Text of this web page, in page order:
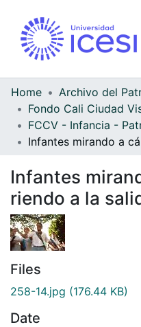
Home
Fondo Cali Ciudad
Infantes
riendo a la
Files
258-14.jpg (176.44 KB)
Date